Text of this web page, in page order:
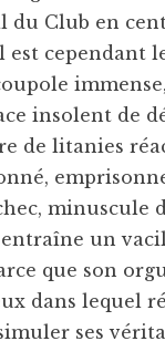
Club en
cependant
insolent de
de litanies
minuscule
un
que son
dans lequel
ses